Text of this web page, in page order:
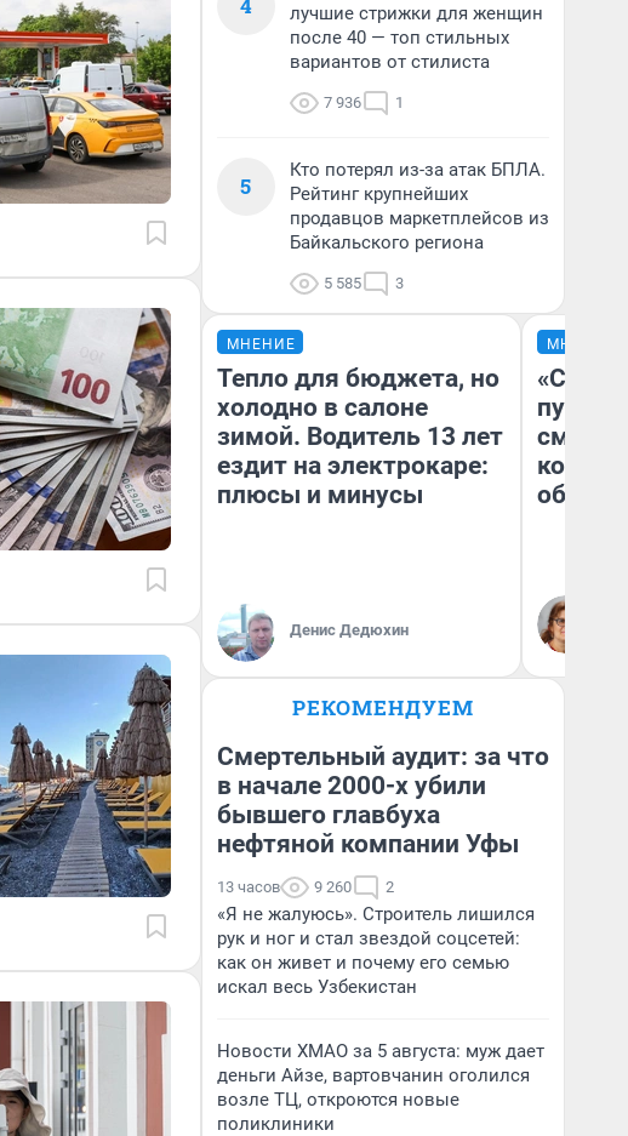
лучшие стрижки для женщин
после 40 — топ стильных
вариантов от стилиста
7 936 1
5
Кто потерял из-за атак БПЛА.
Рейтинг крупнейших
продавцов маркетплейсов из
Байкальского региона
5 585 3
МНЕНИЕ
Тепло для бюджета, но
холодно в салоне
зимой. Водитель 13 лет
ездит на электрокаре:
плюсы и минусы
Денис Дедюхин
МНЕНИЕ
РЕКОМЕНДУЕМ
Смертельный аудит: за что
в начале 2000-х убили
бывшего главбуха
нефтяной компании Уфы
13 часов 9 260 2
«Я не жалуюсь». Строитель лишился
рук и ног и стал звездой соцсетей:
как он живет и почему его семью
искал весь Узбекистан
Новости ХМАО за 5 августа: муж дает
деньги Айзе, вартовчанин оголился
возле ТЦ, откроются новые
поликлиники